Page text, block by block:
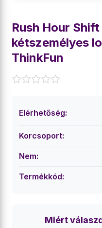
Rush Hour
kétszemélyes
ThinkFun
Elérhetőség:
Korcsoport:
Nem:
Termékkód:
Miért